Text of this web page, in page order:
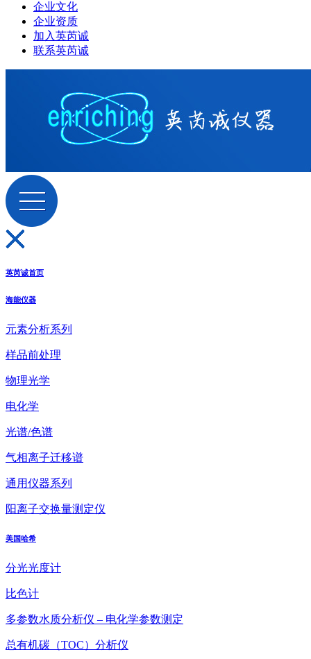
企业文化
企业资质
加入英芮诚
联系英芮诚
英芮诚首页
海能仪器
元素分析系列
样品前处理
物理光学
电化学
光谱/色谱
气相离子迁移谱
通用仪器系列
阳离子交换量测定仪
美国哈希
分光光度计
比色计
多参数水质分析仪 – 电化学参数测定
总有机碳（TOC）分析仪